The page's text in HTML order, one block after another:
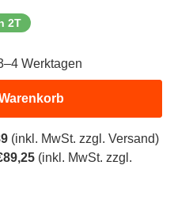
2T
Werktagen
(inkl. MwSt. zzgl. Versand)
(inkl. MwSt. zzgl.